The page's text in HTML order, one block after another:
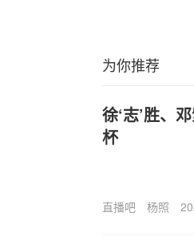
为你推荐
徐‘志’胜、
杯
直播吧 杨照